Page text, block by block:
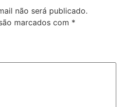
não será publicado.
marcados com *